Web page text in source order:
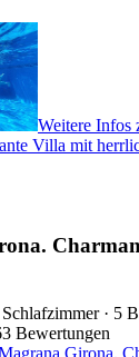
Weitere Infos
Villa mit
· 5
Bewertungen
Girona.